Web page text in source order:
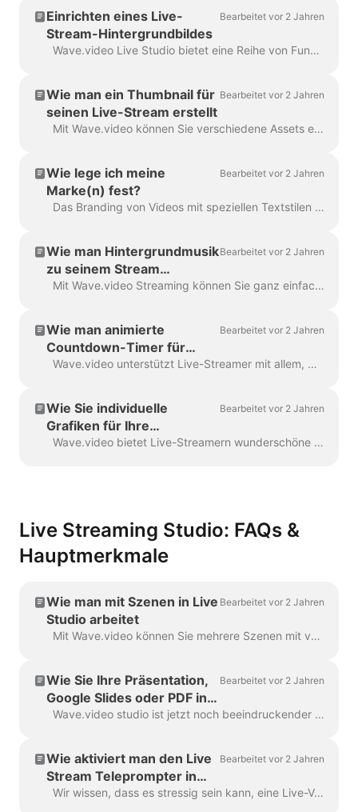
Einrichten eines Live-
Stream-Hintergrundbildes
Bearbeitet vor 2 Jahren
Wave.video Live Studio bietet eine Reihe von Funktionen für die visuelle Anpassung. Zum Beispiel können Sie ein Hintergrundbild einstellen, um Ihren Stream ansprechender zu ...
Wie man ein Thumbnail für
seinen Live-Stream erstellt
Bearbeitet vor 2 Jahren
Mit Wave.video können Sie verschiedene Assets erstellen, um Live-Videos effizient zu planen, zu bewerben, zu hosten und weiterzuverwenden. Ein Video-Thumbnail ist ein wesentliches P...
Wie lege ich meine
Marke(n) fest?
Bearbeitet vor 2 Jahren
Das Branding von Videos mit speziellen Textstilen und anpassbaren Komponenten ist eine der beliebtesten Funktionen des Wave.video Bearbeitungstools. Wenn Sie das...
Wie man Hintergrundmusik
zu seinem Stream
hinzufügt
Bearbeitet vor 2 Jahren
Mit Wave.video Streaming können Sie ganz einfach Hintergrundmusik zu Ihrem Live-Stream hinzufügen, von chilligem Jazz bis zu energiegeladener elektronischer Musik. Innerhalb des Streamin...
Wie man animierte
Countdown-Timer für
Live-Streams erstellt
Bearbeitet vor 2 Jahren
Wave.video unterstützt Live-Streamer mit allem, was sie brauchen, um unvergessliche Live-Shows zu gestalten. Mit dem Wave.video Editor können Sie ...
Wie Sie individuelle
Grafiken für Ihre
Livestreams erstellen und
Bearbeitet vor 2 Jahren
Wave.video bietet Live-Streamern wunderschöne Sets von vorgefertigten Vorlagen, um den visuellen Aspekt ihrer Live-Shows zu verbessern. Jeder Stil umfasst essentielle...
Live Streaming Studio: FAQs &
Hauptmerkmale
Wie man mit Szenen in Live
Studio arbeitet
Bearbeitet vor 2 Jahren
Mit Wave.video können Sie mehrere Szenen mit verschiedenen Layouts, Bildmaterial, mehreren Kameras und Video-/Bildschirmfreigaben erstellen. Es wird Ihre Sendungen aufwerten...
Wie Sie Ihre Präsentation,
Google Slides oder PDF in
Ihrer Sendung zeigen
Bearbeitet vor 2 Jahren
Wave.video studio ist jetzt noch beeindruckender und handlicher! Lernen Sie, wie Sie Ihre Präsentationen mit nur wenigen Klicks zeigen können. Sie können ein komplettes Webinar (zum K...
Wie aktiviert man den Live
Stream Teleprompter in
Wave.video studio?
Bearbeitet vor 2 Jahren
Wir wissen, dass es stressig sein kann, eine Live-Veranstaltung zu moderieren oder ein Projekt zu präsentieren. Mit Wave.video Teleprompter-Funktion, sagen Sie auf Wiedersehen zu stolpern über Worte, verlieren...